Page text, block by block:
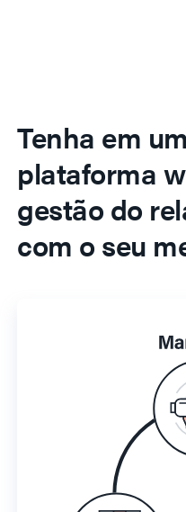
Tenha em
plataforma
gestão do
com o seu